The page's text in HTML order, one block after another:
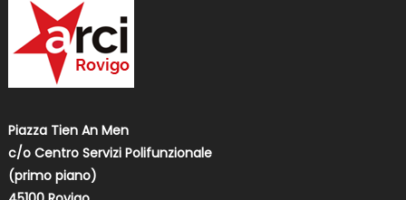
Piazza Tien An Men
c/o Centro Servizi Polifunzionale
(primo piano)